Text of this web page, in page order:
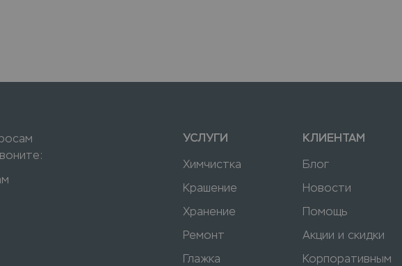
УСЛУГИ
Химчистка
Крашение
Хранение
Ремонт
Глажка
КЛИЕНТАМ
Блог
Новости
Помощь
Акции и скидки
Корпоративным